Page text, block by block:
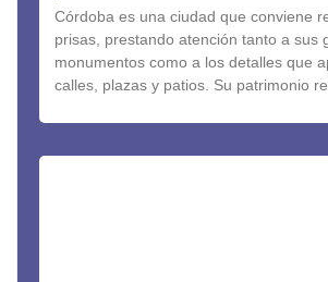
Córdoba es una ciudad que conviene
prisas, prestando atención tanto a sus
monumentos como a los detalles que
calles, plazas y patios. Su patrimonio